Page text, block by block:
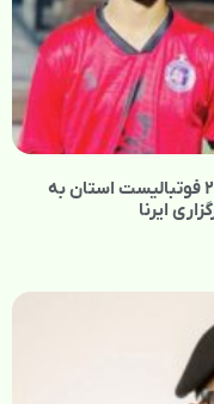
درخشش نمایندگان سیستان و بلوچستان؛ ۲ فوتبالیست استان به
ایرنا